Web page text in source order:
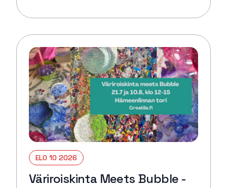
Lue lisää tapahtumasta Väriroiskinta Meets
ELO 10 2026
Väriroiskinta Meets Bubble -